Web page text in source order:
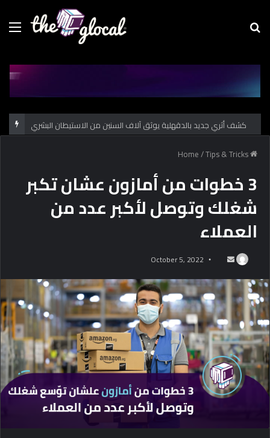
Menu
كشف أثري جديد بالدقهلية يوثق آلاف السنين من الاستيطان البشري
/Tips & Tricks
3 خطوات من أمازون عشان تكبر
شغلك وتوصل لأكبر عدد من
العملاء
n
d
a
n
e
m
a
i
October 5, 2022